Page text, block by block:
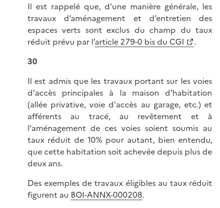
Il est rappelé que, d’une manière générale, les
travaux d’aménagement et d’entretien des
espaces verts sont exclus du champ du taux
réduit prévu par l’article 279-0 bis du CGI
.
30
Il est admis que les travaux portant sur les voies
d'accès principales à la maison d'habitation
(allée privative, voie d'accès au garage, etc.) et
afférents au tracé, au revêtement et à
l'aménagement de ces voies soient soumis au
taux réduit de 10% pour autant, bien entendu,
que cette habitation soit achevée depuis plus de
deux ans.
Des exemples de travaux éligibles au taux réduit
figurent au BOI-ANNX-000208.